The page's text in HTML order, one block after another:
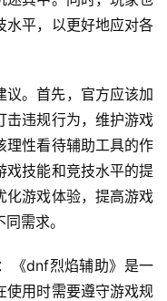
水平，以更好地应对各
议。首先，官方应该加
击违规行为，维护游戏
理性看待辅助工具的作
戏技能和竞技水平的提
化游戏体验，提高游戏
需求。
《dnf烈焰辅助》是一
使用时需要遵守游戏规